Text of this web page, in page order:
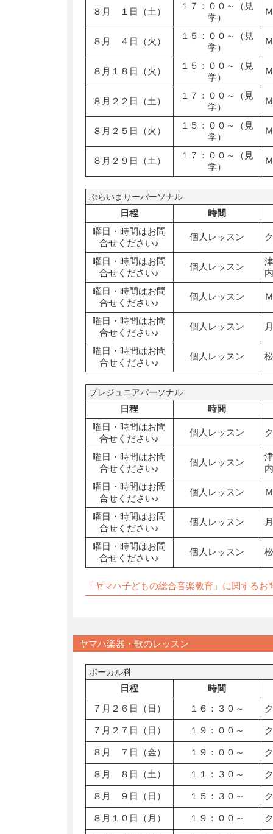
８月 １日（土）
１７：００～（見
学）
８月 ４日（火）
１５：００～（見
学）
８月１８日（火）
１５：００～（見
学）
８月２２日（土）
１７：００～（見
学）
８月２５日（火）
１５：００～（見
学）
８月２９日（土）
１７：００～（見
学）
ぷらいまりーパーソナル
日程
時間
曜日・時間はお問
合せください♪
個人レッスン
曜日・時間はお問
合せください♪
個人レッスン
曜日・時間はお問
合せください♪
個人レッスン
曜日・時間はお問
合せください♪
個人レッスン
曜日・時間はお問
合せください♪
個人レッスン
プレジュニアパーソナル
日程
時間
曜日・時間はお問
合せください♪
個人レッスン
曜日・時間はお問
合せください♪
個人レッスン
曜日・時間はお問
合せください♪
個人レッスン
曜日・時間はお問
合せください♪
個人レッスン
曜日・時間はお問
合せください♪
個人レッスン
「ヤマハ子どもの総合音楽教育」に関するお
ヤマハ楽器・歌のレッスン
ボーカル科
日程
時間
７月２６日（日）
１６：３０～
７月２７日（日） １９：００～
８月 ７日（金） １９：００～
８月 ８日（土） １１：３０～
８月 ９日（日） １５：３０～
８月１０日（月） １９：００～